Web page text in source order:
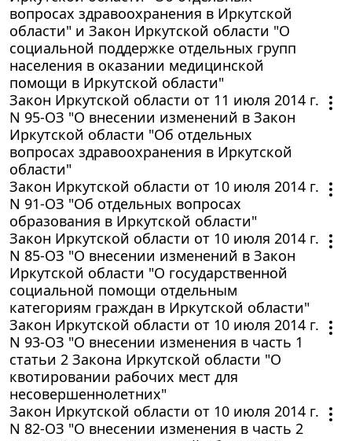
вопросах здравоохранения в Иркутской
области" и Закон Иркутской области "О
социальной поддержке отдельных групп
населения в оказании медицинской
помощи в Иркутской области"
Закон Иркутской области от 11 июля 2014 г.
N 95-ОЗ "О внесении изменений в Закон
Иркутской области "Об отдельных
вопросах здравоохранения в Иркутской
области"
Закон Иркутской области от 10 июля 2014 г.
N 91-ОЗ "Об отдельных вопросах
образования в Иркутской области"
Закон Иркутской области от 10 июля 2014 г.
N 85-ОЗ "О внесении изменений в Закон
Иркутской области "О государственной
социальной помощи отдельным
категориям граждан в Иркутской области"
Закон Иркутской области от 10 июля 2014 г.
N 93-ОЗ "О внесении изменения в часть 1
статьи 2 Закона Иркутской области "О
квотировании рабочих мест для
несовершеннолетних"
Закон Иркутской области от 10 июля 2014 г.
N 82-ОЗ "О внесении изменения в часть 2